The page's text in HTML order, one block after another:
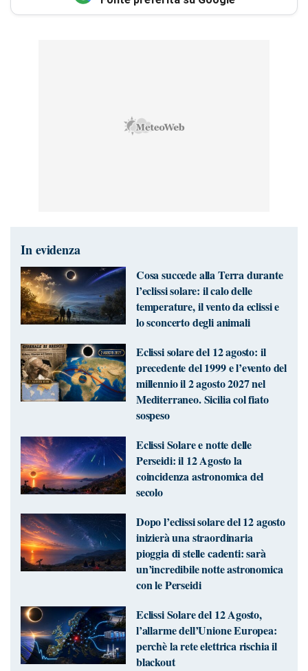
In evidenza
Cosa succede alla Terra durante
l’eclissi solare: il calo delle
temperature, il vento da eclissi e
lo sconcerto degli animali
Eclissi solare del 12 agosto: il
precedente del 1999 e l’evento del
millennio il 2 agosto 2027 nel
Mediterraneo. Sicilia col fiato
sospeso
Eclissi Solare e notte delle
Perseidi: il 12 Agosto la
coincidenza astronomica del
secolo
Dopo l’eclissi solare del 12 agosto
inizierà una straordinaria
pioggia di stelle cadenti: sarà
un’incredibile notte astronomica
con le Perseidi
Eclissi Solare del 12 Agosto,
l’allarme dell’Unione Europea:
perchè la rete elettrica rischia il
blackout